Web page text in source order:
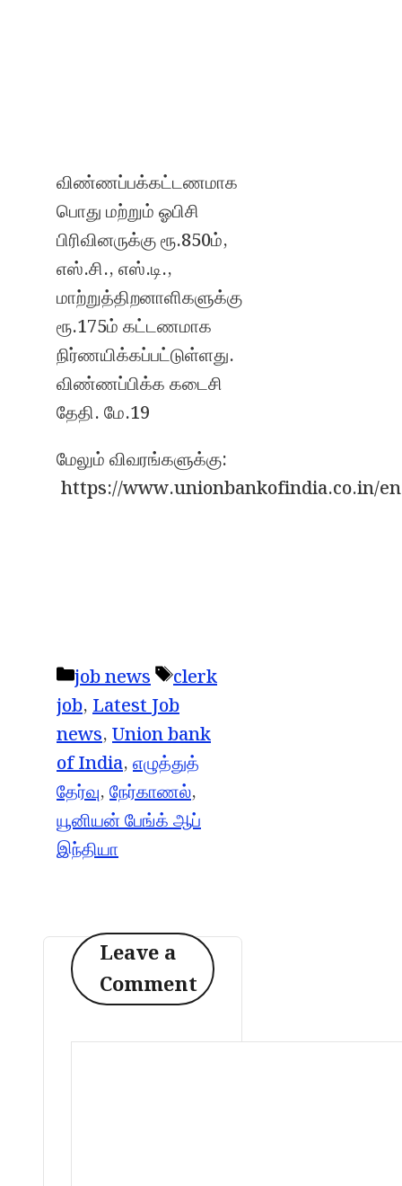
விண்ணப்பக்கட்டணமாக
பொது மற்றும் ஓபிசி
பிரிவினருக்கு ரூ.850ம்,
எஸ்.சி., எஸ்.டி.,
மாற்றுத்திறனாளிகளுக்கு
ரூ.175ம் கட்டணமாக
நிர்ணயிக்கப்பட்டுள்ளது.
விண்ணப்பிக்க கடைசி
தேதி. மே.19
மேலும் விவரங்களுக்கு:
https://www.unionbankofindia.co.in/
Categories
job news Tags
clerk
job,Latest Job
news,Union bank
of India,எழுத்துத்
தேர்வு,நேர்காணல்,
யூனியன் பேங்க் ஆப்
இந்தியா
Leave a
Comment